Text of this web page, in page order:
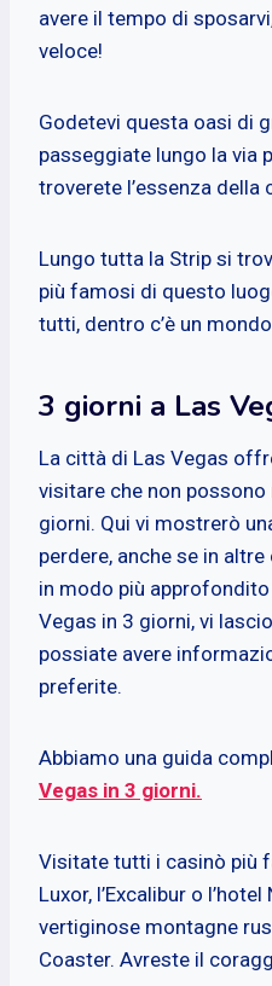
avere il tempo di
veloce!
Godetevi questa oasi di
passeggiate lungo la via
troverete l’essenza della
Lungo tutta la Strip si
più famosi di questo
tutti, dentro c’è un
3 giorni a Las
La città di Las Vegas
visitare che non
giorni. Qui vi mostrerò
perdere, anche se in
in modo più
Vegas in 3 giorni, vi
possiate avere
preferite.
Abbiamo una guida
Vegas in 3 giorni.
Visitate tutti i casinò più
Luxor, l’Excalibur o
vertiginose montagne
Coaster. Avreste il